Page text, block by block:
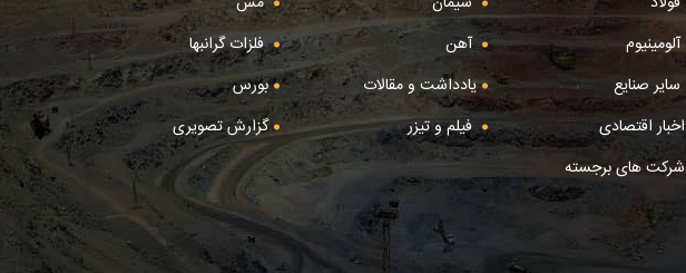
آلومینیوم
آهن
فلزات گرانبها
سایر صنایع
یادداشت و مقالات
بورس
اخبار اقتصادی
فیلم و تیزر
گزارش تصویری
شرکت های برجسته